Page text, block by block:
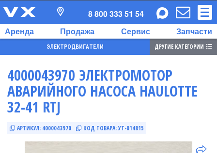
Аренда Продажа Сервис Запчасти
8 800 333 51 54
ЭЛЕКТРОДВИГАТЕЛИ ДРУГИЕ КАТЕГОРИИ
4000043970 ЭЛЕКТРОМОТОР
АВАРИЙНОГО НАСОСА HAULOTTE
32-41 RTJ
АРТИКУЛ: 4000043970 КОД ТОВАРА:УТ-014815